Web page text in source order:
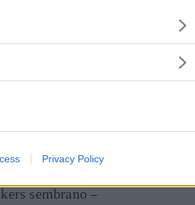
Privacy Policy
sembrano –